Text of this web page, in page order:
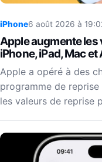
iPhone6 août 2026 à
Apple augmente les
iPhone, iPad, Mac
Apple a opéré à des
programme de
les valeurs de reprise